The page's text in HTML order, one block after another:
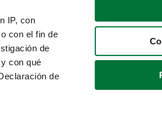
IP, con
con el fin de
de
con qué
de